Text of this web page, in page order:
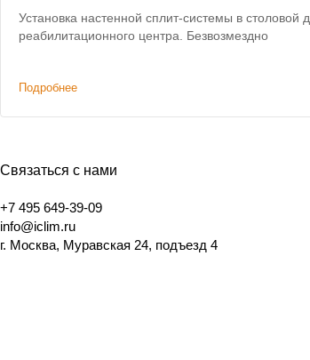
Установка настенной сплит-системы в столовой
реабилитационного центра. Безвозмездно
Подробнее
Связаться с нами
+7 495 649-39-09
info@iclim.ru
г. Москва, Муравская 24, подъезд 4